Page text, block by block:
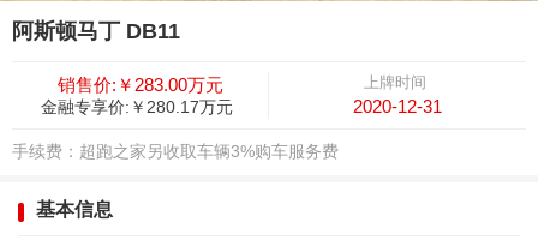
阿斯顿马丁 DB11
销售价:￥283.00万元
金融专享价:￥280.17万元
上牌时间
2020-12-31
手续费：超跑之家另收取车辆3%购车服务费
基本信息